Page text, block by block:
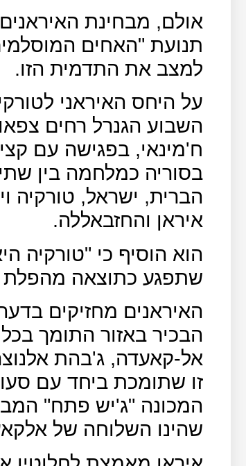
אולם, מבחינת
תנועת "האחים
למצב את התדמית הזו.
על היחס האיראני
השבוע הגנרל רחים
ח'מינאי, בפגישה עם
בסוריה כמלחמה בין
הברית, ישראל, טורקיה
איראן והחזבאללה.
הוא הוסיף כי "טורקיה
שתפגע כתוצאה מהפלת
האיראנים מחזיקים
הבכיר באזור התומך
אל-קאעדה, ג'בהת
זו שתומכת ביחד עם
המכונה "ג'יש פתח"
שהינו השלוחה של